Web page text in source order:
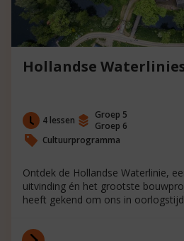
Hollandse
4 lessen
Groep 5
Groep 6
Cultuurprogramma
Ontdek de Hollandse Waterlinie,
uitvinding én het grootste
heeft gekend om ons in